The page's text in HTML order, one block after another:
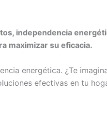
independencia
maximizar su eficacia.
energética. ¿Te
efectivas en tu